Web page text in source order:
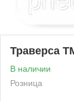
Траверса
В наличии
Розница